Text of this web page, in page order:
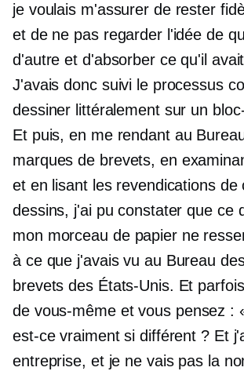
je voulais m'assurer de rester
et de ne pas regarder l'idée de
d'autre et d'absorber ce qu'il
J'avais donc suivi le processus
dessiner littéralement sur un
Et puis, en me rendant au
marques de brevets, en
et en lisant les revendications de
dessins, j'ai pu constater que ce
mon morceau de papier ne
à ce que j'avais vu au Bureau
brevets des États-Unis. Et
de vous-même et vous pensez :
est-ce vraiment si différent ? Et
entreprise, et je ne vais pas la